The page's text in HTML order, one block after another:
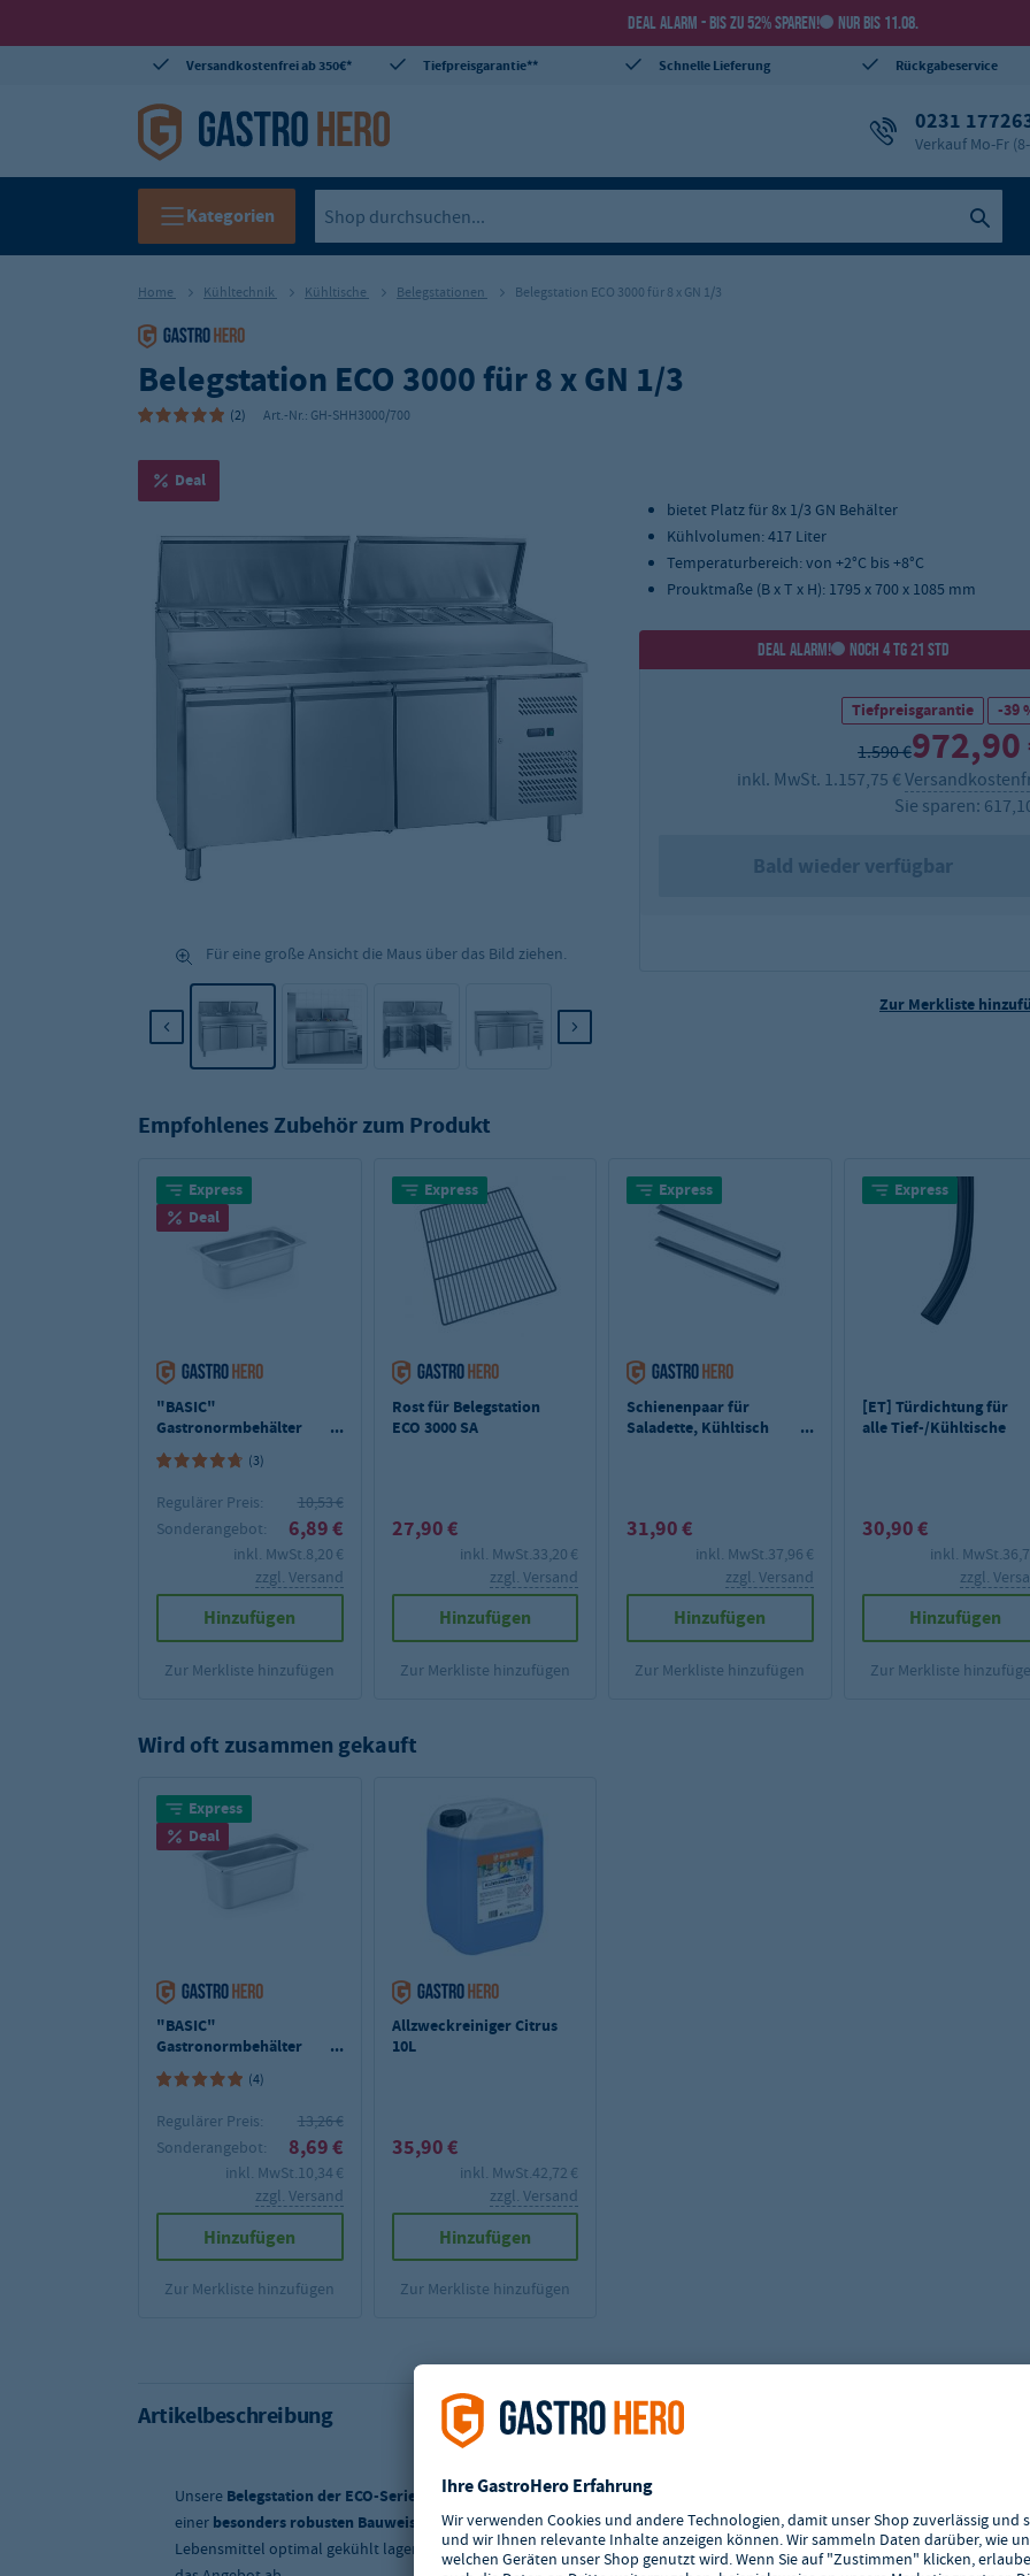
DEAL ALARM - BIS ZU 52% SPAREN! NUR BIS 11.08.
Versandkostenfrei ab 350€* Tiefpreisgarantie** Schnelle Lieferung Rückgabeservice
0231
Verkauf Mo-Fr
Kategorien
Home Kühltechnik Kühltische Belegstationen Belegstation ECO 3000 für 8 x GN 1/3
Belegstation ECO 3000 für 8 x GN 1/3
(2) Art.-Nr.: GH-SHH3000/700
Deal
Für eine große Ansicht die Maus über das Bild ziehen.
bietet Platz für 8x 1/3 GN Behälter
Kühlvolumen: 417 Liter
Temperaturbereich: von +2°C bis +8°C
Prouktmaße (B x T x H): 1795 x 700 x 1085 mm
DEAL ALARM! NOCH 4 TG 21 STD
Tiefpreisgarantie -39
1.590 €972,90
inkl. MwSt. 1.157,75 €
Sie sparen:
Bald wieder verfügbar
Zur Merkliste
Empfohlenes Zubehör zum Produkt
Express
Deal
"BASIC"
Gastronormbehälter
1/3 - 100 mm Tiefe
(3)
Regulärer Preis:
10,53 €
Sonderangebot:
6,89 €
inkl. MwSt. 8,20 €
zzgl. Versand
Hinzufügen
Zur Merkliste hinzufügen
Express
Rost für Belegstation
ECO 3000 SA
27,90 €
inkl. MwSt. 33,20 €
zzgl. Versand
Hinzufügen
Zur Merkliste hinzufügen
Express
Schienenpaar für
Saladette, Kühltisch
31,90 €
inkl. MwSt. 37,96 €
zzgl. Versand
Hinzufügen
Zur Merkliste hinzufügen
Express
[ET] Türdichtung für
alle Tief-/Kühltische
30,90 €
inkl. MwSt.
zzgl.
Hinzufügen
Zur Merkliste
Wird oft zusammen gekauft
Express
Deal
"BASIC"
Gastronormbehälter
1/3 - 150 mm Tiefe
(4)
Regulärer Preis:
13,26 €
Sonderangebot:
8,69 €
inkl. MwSt.10,34 €
zzgl. Versand
Hinzufügen
Zur Merkliste hinzufügen
Allzweckreiniger Citrus
10L
35,90 €
inkl. MwSt.42,72 €
zzgl. Versand
Hinzufügen
Zur Merkliste hinzufügen
Artikelbeschreibung
Unsere Belegstation der ECO-Serie überzeugen mit einer hohen Funktionalität
einer besonders robusten Bauweise . Dank desidealen Temperaturbereichs von -2°C bis +8°Ckönnen Sie Ihre
Lebensmittel optimal gekühlt lagern. Die praktische digitale Temperaturanzeige und dergeringe Energieverbrauchrunden